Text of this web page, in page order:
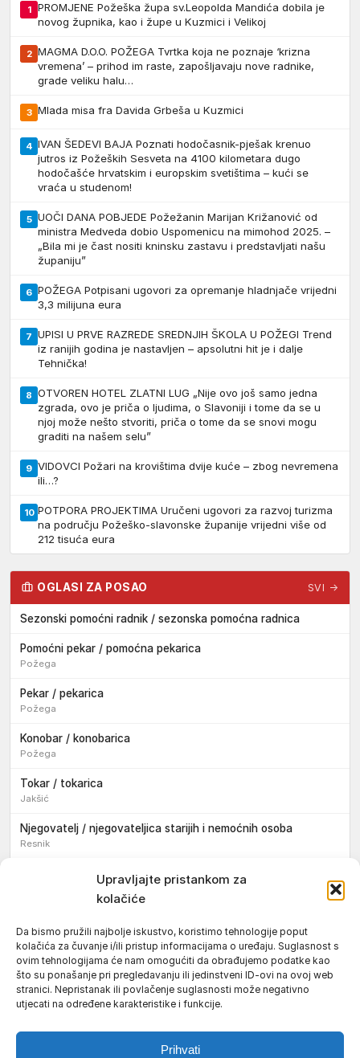
Upravljajte pristankom za
kolačiće
Da bismo pružili najbolje iskustvo, koristimo tehnologije poput
kolačića za čuvanje i/ili pristup informacijama o uređaju. Suglasnost s
ovim tehnologijama će nam omogućiti da obrađujemo podatke kao
što su ponašanje pri pregledavanju ili jedinstveni ID-ovi na ovoj web
stranici. Nepristanak ili povlačenje suglasnosti može negativno
utjecati na određene karakteristike i funkcije.
Prihvati
1
PROMJENE Požeška župa sv.Leopolda Mandića dobila je
novog župnika, kao i župe u Kuzmici i Velikoj
2 MAGMA D.O.O. POŽEGA Tvrtka koja ne poznaje ‘krizna
vremena’ – prihod im raste, zapošljavaju nove radnike,
grade veliku halu…
3 Mlada misa fra Davida Grbeša u Kuzmici
4 IVAN ŠEDEVI BAJA Poznati hodočasnik-pješak krenuo
jutros iz Požeških Sesveta na 4100 kilometara dugo
hodočašće hrvatskim i europskim svetištima – kući se
vraća u studenom!
5 UOČI DANA POBJEDE Požežanin Marijan Križanović od
ministra Medveda dobio Uspomenicu na mimohod 2025. –
„Bila mi je čast nositi kninsku zastavu i predstavljati našu
županiju”
6 POŽEGA Potpisani ugovori za opremanje hladnjače vrijedni
3,3 milijuna eura
7 UPISI U PRVE RAZREDE SREDNJIH ŠKOLA U POŽEGI Trend
iz ranijih godina je nastavljen – apsolutni hit je i dalje
Tehnička!
8 OTVOREN HOTEL ZLATNI LUG „Nije ovo još samo jedna
zgrada, ovo je priča o ljudima, o Slavoniji i tome da se u
njoj može nešto stvoriti, priča o tome da se snovi mogu
graditi na našem selu”
9 VIDOVCI Požari na krovištima dvije kuće – zbog nevremena
ili…?
10 POTPORA PROJEKTIMA Uručeni ugovori za razvoj turizma
na području Požeško-slavonske županije vrijedni više od
212 tisuća eura
OGLASI ZA POSAO SVI →
Sezonski pomoćni radnik / sezonska pomoćna radnica
Pomoćni pekar / pomoćna pekarica
Požega
Pekar / pekarica
Požega
Konobar / konobarica
Požega
Tokar / tokarica
Jakšić
Njegovatelj / njegovateljica starijih i nemoćnih osoba
Resnik
Konobar / konobarica
Jakšić
Vozač / vozačica teretnog vozila s poluprikolicom
Požega
Pomoćnik/ica u nastavi